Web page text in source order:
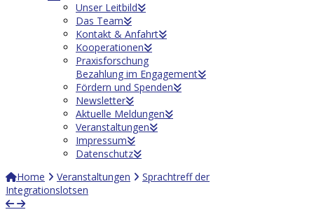
Unser Leitbild
Das Team
Kontakt & Anfahrt
Kooperationen
Praxisforschung
Bezahlung im Engagement
Fördern und Spenden
Newsletter
Aktuelle Meldungen
Veranstaltungen
Impressum
Datenschutz
Home
Veranstaltungen
Sprachtreff der
Integrationslotsen